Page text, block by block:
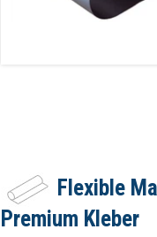
Flexible
Premium Kleber